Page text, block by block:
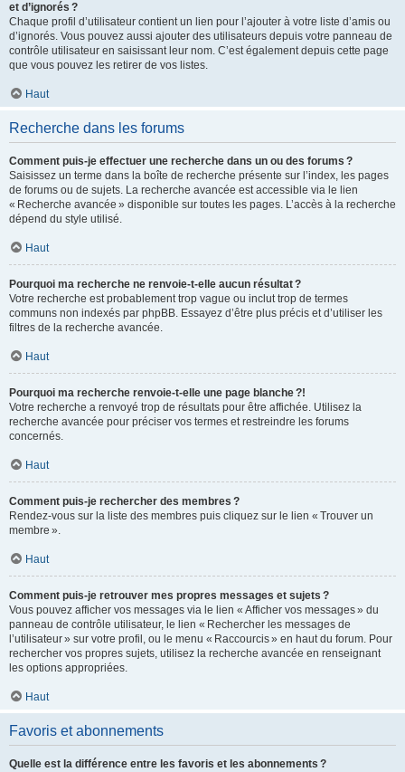
et d’ignorés ?
Chaque profil d’utilisateur contient un lien pour l’ajouter à votre liste d’amis ou
d’ignorés. Vous pouvez aussi ajouter des utilisateurs depuis votre panneau de
contrôle utilisateur en saisissant leur nom. C’est également depuis cette page
que vous pouvez les retirer de vos listes.
Haut
Recherche dans les forums
Comment puis-je effectuer une recherche dans un ou des forums ?
Saisissez un terme dans la boîte de recherche présente sur l’index, les pages
de forums ou de sujets. La recherche avancée est accessible via le lien
« Recherche avancée » disponible sur toutes les pages. L’accès à la recherche
dépend du style utilisé.
Haut
Pourquoi ma recherche ne renvoie-t-elle aucun résultat ?
Votre recherche est probablement trop vague ou inclut trop de termes
communs non indexés par phpBB. Essayez d’être plus précis et d’utiliser les
filtres de la recherche avancée.
Haut
Pourquoi ma recherche renvoie-t-elle une page blanche ?!
Votre recherche a renvoyé trop de résultats pour être affichée. Utilisez la
recherche avancée pour préciser vos termes et restreindre les forums
concernés.
Haut
Comment puis-je rechercher des membres ?
Rendez-vous sur la liste des membres puis cliquez sur le lien « Trouver un
membre ».
Haut
Comment puis-je retrouver mes propres messages et sujets ?
Vous pouvez afficher vos messages via le lien « Afficher vos messages » du
panneau de contrôle utilisateur, le lien « Rechercher les messages de
l’utilisateur » sur votre profil, ou le menu « Raccourcis » en haut du forum. Pour
rechercher vos propres sujets, utilisez la recherche avancée en renseignant
les options appropriées.
Haut
Favoris et abonnements
Quelle est la différence entre les favoris et les abonnements ?